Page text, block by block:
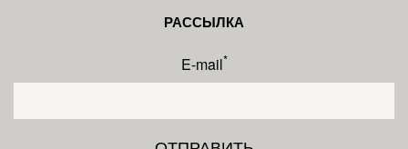
РАССЫЛКА
E-mail*